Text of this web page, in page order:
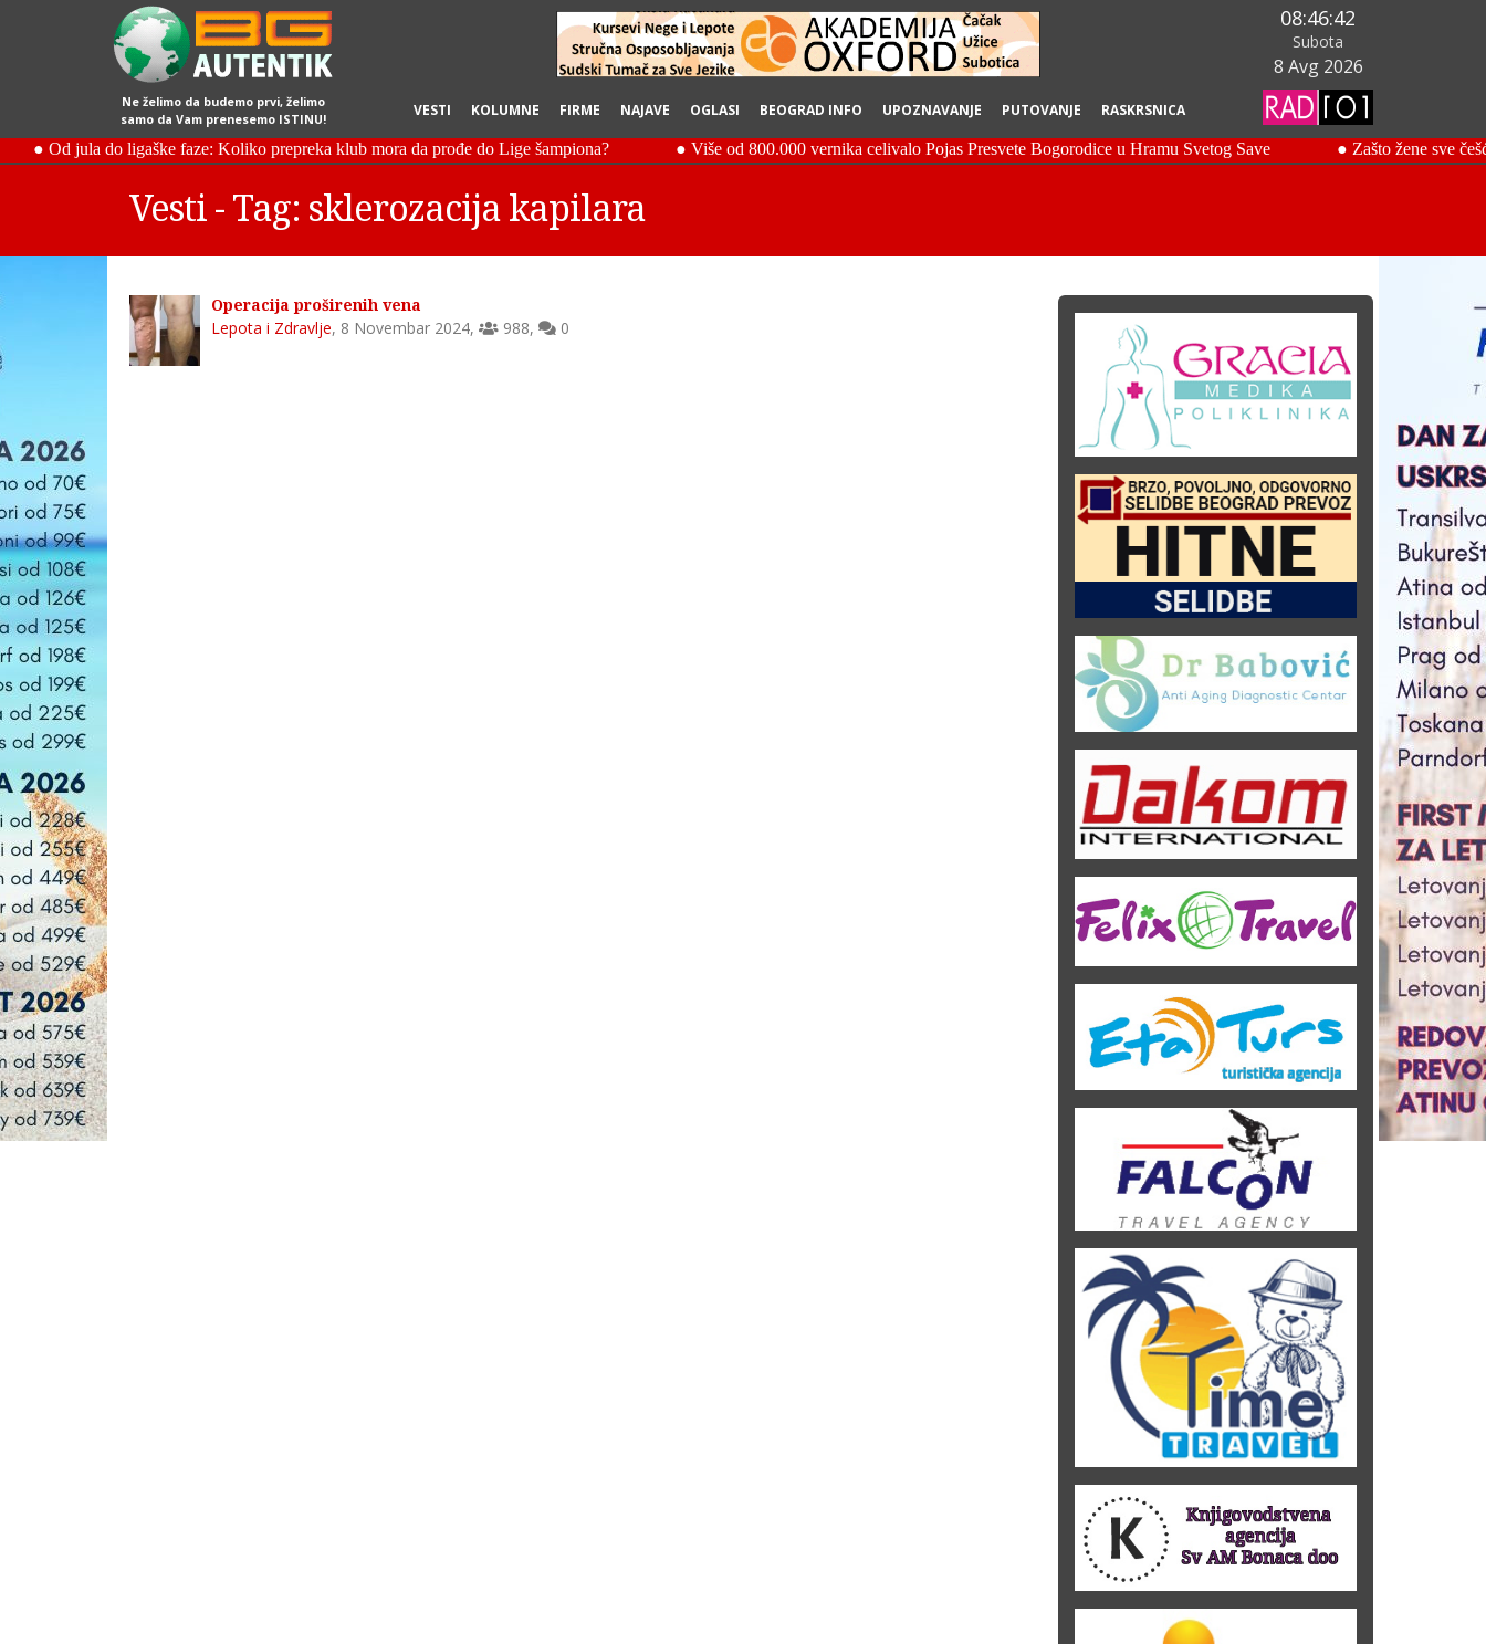
Ne želimo da budemo prvi, želimo
samo da Vam prenesemo ISTINU!
VESTI KOLUMNE FIRME NAJAVE OGLASI BEOGRAD INFO UPOZNAVANJE PUTOVANJE RASKRSNICA
08:46:43
Subota
8 Avg 2026
Vesti - Tag: sklerozacija kapilara
Operacija proširenih vena
Lepota i Zdravlje, 8 Novembar 2024, 988, 0